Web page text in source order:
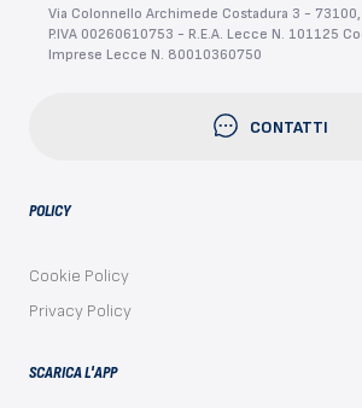
Via Colonnello Archimede Costadura 3 -
P.IVA 00260610753 - R.E.A. Lecce N. 101125
Imprese Lecce N. 80010360750
CONTATTI
POLICY
Cookie Policy
Privacy Policy
SCARICA L'APP